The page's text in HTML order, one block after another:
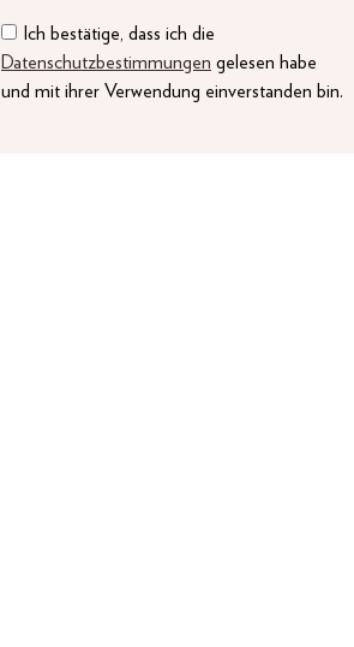
Ich bestätige, dass ich die
Datenschutzbestimmungen gelesen habe
und mit ihrer Verwendung einverstanden bin.